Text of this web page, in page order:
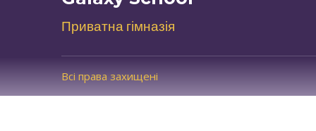
Приватна гімназія
Всі права захищені